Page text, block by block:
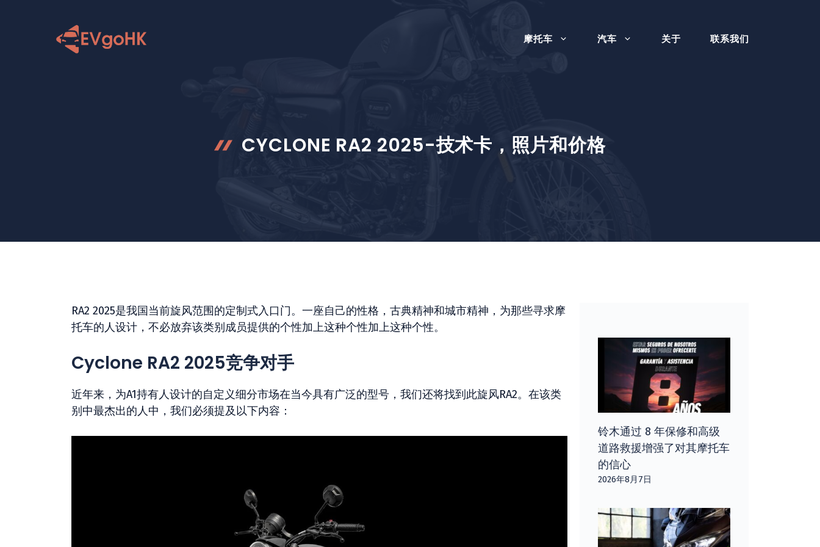
摩托车 汽车 关于 联系我们
CYCLONE RA2 2025-技术卡，照片和价格
RA2 2025是我国当前旋风范围的定制式入口门。一座自己的性格，古典精神和城市精神，为那些寻求摩
托车的人设计，不必放弃该类别成员提供的个性加上这种个性加上这种个性。
Cyclone RA2 2025竞争对手
近年来，为A1持有人设计的自定义细分市场在当今具有广泛的型号，我们还将找到此旋风RA2。在该类
别中最杰出的人中，我们必须提及以下内容：
铃木通过 8 年保修和高级
道路救援增强了对其摩托车
的信心
2026年8月7日